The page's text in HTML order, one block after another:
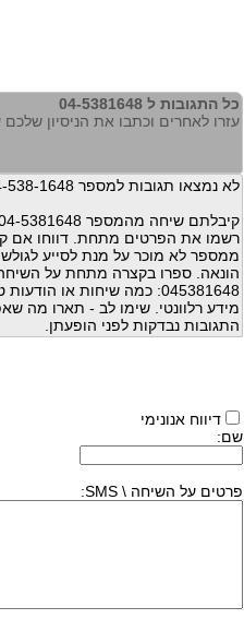
כל התגובות ל 04-5381648
עזרו לאחרים וכתבו את הניסיון שלכם עם
לא נמצאו תגובות למספר 04-538-1648
קיבלתם שיחה מהמספר 04-5381648 ?
רשמו את הפרטים מתחת. דווחו אם
ממספר לא מוכר על מנת לסייע
הונאה. ספרו בקצרה מתחת על
045381648: כמה שיחות או
מידע רלוונטי. שימו לב - תארו מה
התגובות נבדקות לפני הופעתן.
דיווח אנונימי
שם:
פרטים על השיחה \ SMS: